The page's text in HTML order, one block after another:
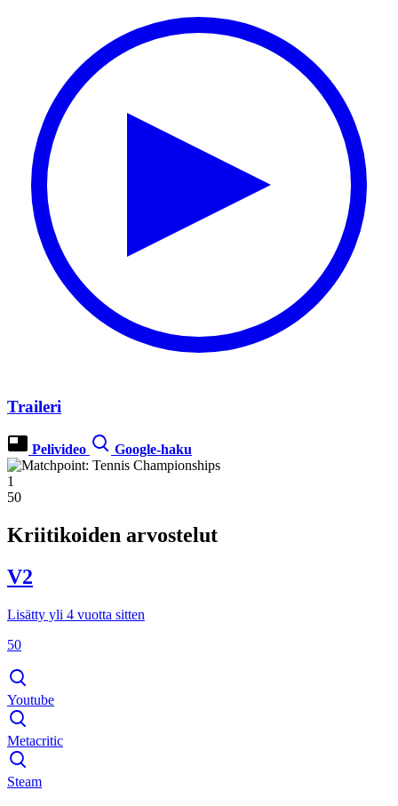
Traileri
Pelivideo Google-haku
1
50
Kriitikoiden arvostelut
V2
Lisätty yli 4 vuotta sitten
50
Youtube
Metacritic
Steam